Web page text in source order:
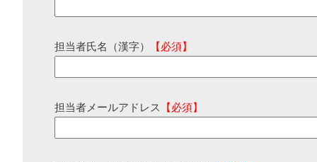
担当者氏名（漢字） 【必須】
担当者メールアドレス 【必須】